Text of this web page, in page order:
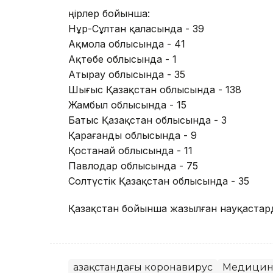
Өңірлер бойынша:
Нұр-Сұлтан қаласында - 39
Ақмола облысында - 41
Ақтөбе облысында - 1
Атырау облысында - 35
Шығыс Қазақстан облысында - 138
Жамбыл облысында - 15
Батыс Қазақстан облысында - 3
Қарағанды облысында - 9
Қостанай облысында - 11
Павлодар облысында - 75
Солтүстік Қазақстан облысында - 35
Қазақстан бойынша жазылған
Қазақстандағы коронавирус